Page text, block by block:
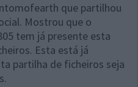
que partilhou
Mostrou que o
tem já presente esta
Esta está já
partilha de ficheiros seja